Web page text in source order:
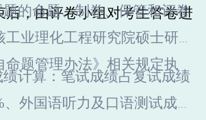
后，由评卷小组对考生答卷进
的命题、制卷、保管和评卷
业理化工程研究院硕士研究
命题管理办法》相关规定执
计算：笔试成绩占复试成绩
外国语听力及口语测试成绩